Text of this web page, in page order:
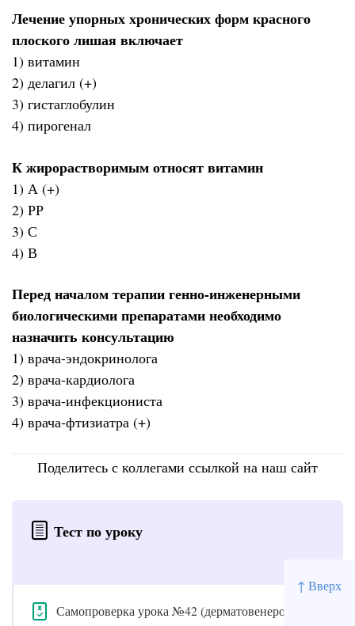
↑ Вверх
Лечение упорных хронических форм красного
плоского лишая включает
1) витамин
2) делагил (+)
3) гистаглобулин
4) пирогенал
К жирорастворимым относят витамин
1) А (+)
2) РР
3) С
4) В
Перед началом терапии генно-инженерными
биологическими препаратами необходимо
назначить консультацию
1) врача-эндокринолога
2) врача-кардиолога
3) врача-инфекциониста
4) врача-фтизиатра (+)
Поделитесь с коллегами ссылкой на наш сайт
Тест по уроку
Самопроверка урока №42 (дерматовенерология)